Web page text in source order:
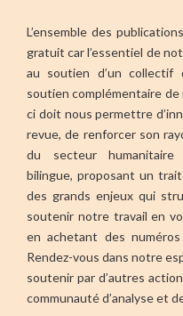
L’ensemble des
gratuit car l’essentiel de
au soutien d’un
soutien complémentaire
ci doit nous permettre
revue, de renforcer son
du secteur humanitaire
bilingue, proposant un
des grands enjeux qui
soutenir notre travail en
en achetant des
Rendez-vous dans notre
soutenir par d’autres
communauté d’analyse et